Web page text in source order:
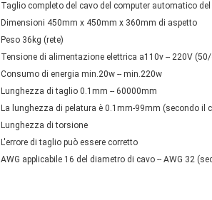
Taglio completo del cavo del computer automatico
Dimensioni 450mm x 450mm x 360mm di aspetto
Peso 36kg (rete)
Tensione di alimentazione elettrica a110v -- 220V
Consumo di energia min.20w -- min.220w
Lunghezza di taglio 0.1mm -- 60000mm
La lunghezza di pelatura è 0.1mm-99mm (secondo il
Lunghezza di torsione
L'errore di taglio può essere corretto
AWG applicabile 16 del diametro di cavo -- AWG 32